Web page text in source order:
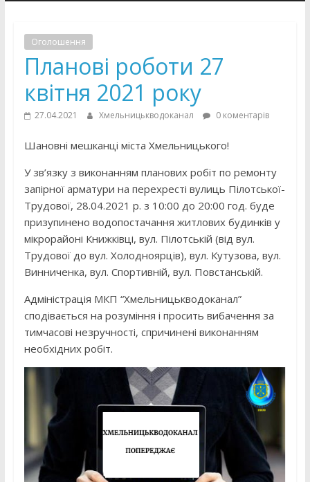
Оголошення
Планові роботи 27
квітня 2021 року
27.04.2021 Хмельницькводоканал 0 коментарів
Шановні мешканці міста Хмельницького!
У зв’язку з виконанням планових робіт по ремонту
запірної арматури на перехресті вулиць Пілотської-
Трудової, 28.04.2021 р. з 10:00 до 20:00 год. буде
призупинено водопостачання житлових будинків у
мікрорайоні Книжківці, вул. Пілотській (від вул.
Трудової до вул. Холодноярців), вул. Кутузова, вул.
Винниченка, вул. Спортивній, вул. Повстанській.
Адміністрація МКП “Хмельницькводоканал”
сподівається на розуміння і просить вибачення за
тимчасові незручності, спричинені виконанням
необхідних робіт.